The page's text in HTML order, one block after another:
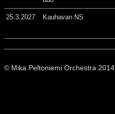
25.3.2027 Kauhavan NS
© Mika Peltoniemi Orchestra 2014